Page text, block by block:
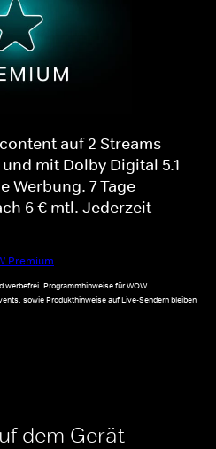
auf 2 Streams
mit Dolby Digital 5.1
Werbung. 7 Tage
6 € mtl. Jederzeit
Premium
werbefrei. Programmhinweise für WOW
sowie Produkthinweise auf Live-Sendern bleiben
dem Gerät